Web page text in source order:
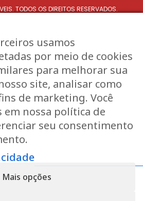
TODOS OS DIREITOS RESERVADOS.
usamos
por meio de cookies
para melhorar sua
site, analisar como
de marketing. Você
em nossa política de
seu consentimento
Mais opções